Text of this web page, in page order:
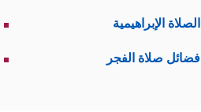
الصلاة الإبراهيمية
فضائل صلاة الفجر